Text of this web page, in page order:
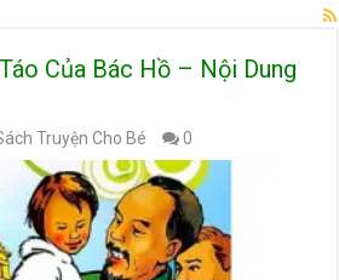
Của Bác Hồ – Nội Dung
Truyện Cho Bé 0